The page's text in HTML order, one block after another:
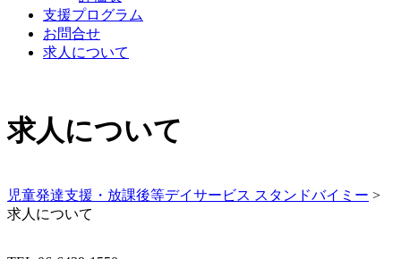
支援プログラム
お問合せ
求人について
求人について
児童発達支援・放課後等デイサービス スタンドバイミー >
求人について